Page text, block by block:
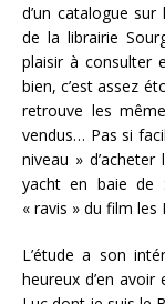
d’un catalogue sur
de la librairie
plaisir à consulter
bien, c’est assez
retrouve les
vendus… Pas si
niveau »
yacht en baie de
« ravis » du film
L’étude a son
heureux d’en